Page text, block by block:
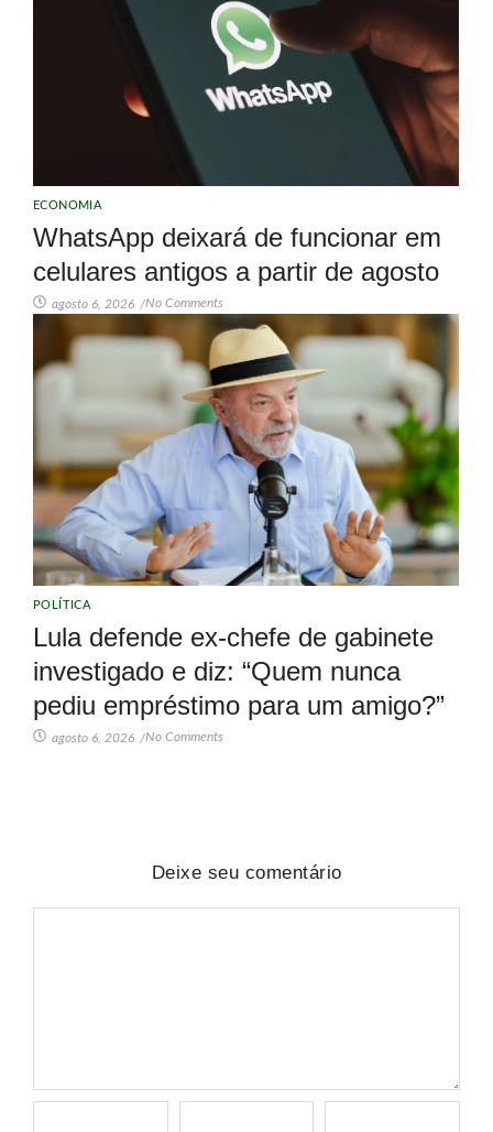
ECONOMIA
WhatsApp deixará de funcionar em
celulares antigos a partir de agosto
agosto 6, 2026 /No Comments
POLÍTICA
Lula defende ex-chefe de gabinete
investigado e diz: “Quem nunca
pediu empréstimo para um amigo?”
agosto 6, 2026 /No Comments
Deixe seu comentário